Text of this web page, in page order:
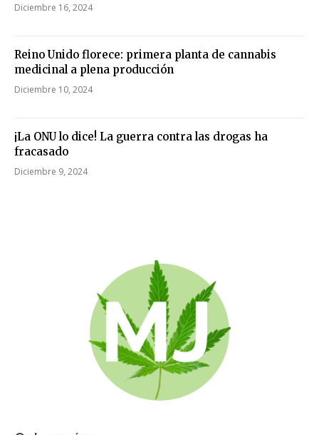
Diciembre 16, 2024
Reino Unido florece: primera planta de cannabis
medicinal a plena producción
Diciembre 10, 2024
¡La ONU lo dice! La guerra contra las drogas ha
fracasado
Diciembre 9, 2024